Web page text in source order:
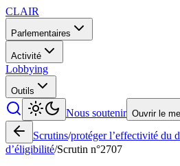
CLAIR
Parlementaires
Activité
Lobbying
Outils
Nous soutenir Ouvrir le
Scrutins/protéger l’effectivité du
d’éligibilité/Scrutin n°2707